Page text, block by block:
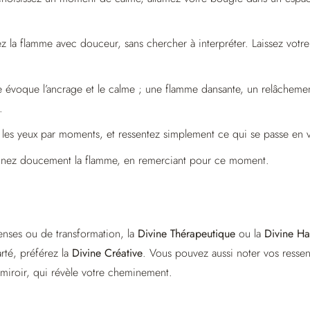
la flamme avec douceur, sans chercher à interpréter. Laissez
l’ancrage et le calme ; une flamme dansante, un
yeux par moments, et ressentez simplement ce qui se passe en
doucement la flamme, en remerciant pour ce moment.
ou de transformation, la Divine Thérapeutique ou la Divine
préférez la Divine Créative. Vous pouvez aussi noter vos
qui révèle votre cheminement.